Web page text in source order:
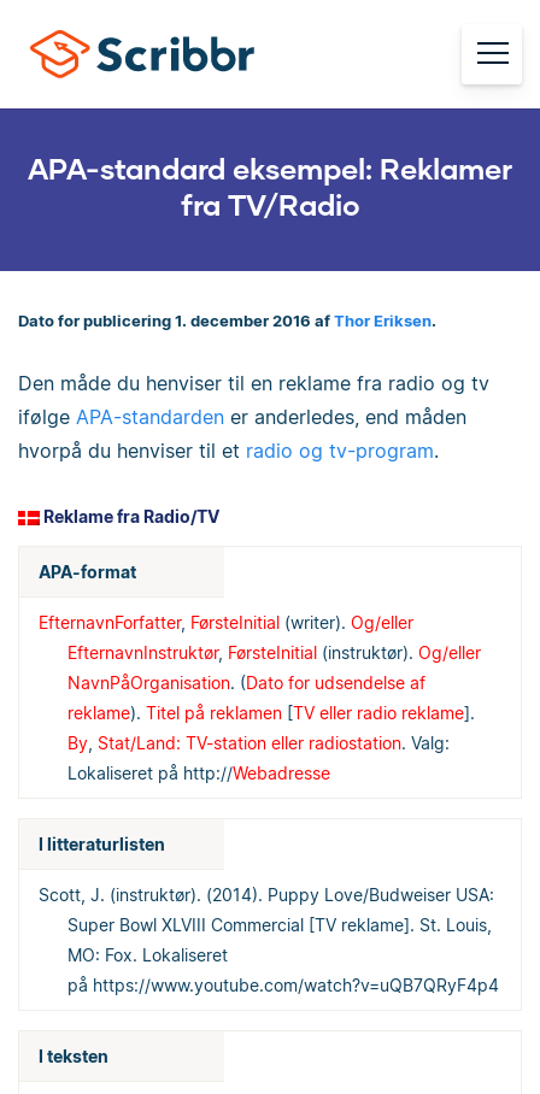
APA-standard eksempel: Reklamer
fra TV/Radio
Dato for publicering 1. december 2016 af Thor Eriksen.
Den måde du henviser til en reklame fra radio og tv
ifølge APA-standarden er anderledes, end måden
hvorpå du henviser til et radio og tv-program.
Reklame fra Radio/TV
APA-format
EfternavnForfatter, FørsteInitial (writer). Og/eller
EfternavnInstruktør, FørsteInitial (instruktør). Og/eller
NavnPåOrganisation. (Dato for udsendelse af
reklame). Titel på reklamen [TV eller radio reklame].
By Stat/Land: TV-station eller radiostation. Valg:
Lokaliseret på http://Webadresse
I litteraturlisten
Scott, J. (instruktør). (2014). Puppy Love/Budweiser USA:
Super Bowl XLVIII Commercial [TV reklame]. St. Louis,
MO: Fox. Lokaliseret
på https://www.youtube.com/watch?v=uQB7QRyF4p4
I teksten